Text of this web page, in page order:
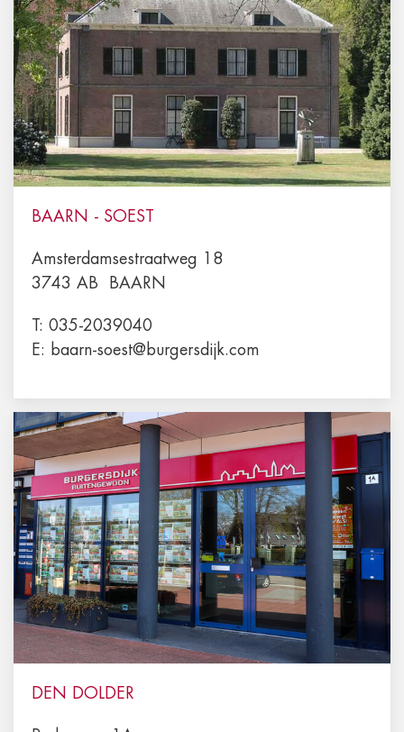
BAARN - SOEST
Amsterdamsestraatweg 18
3743 AB
BAARN
T: 035-2039040
E:
baarn-soest@burgersdijk.com
DEN DOLDER